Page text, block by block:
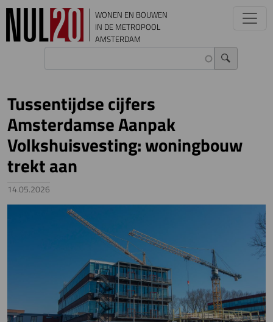
Overslaan en naar de inhoud gaan
WONEN EN BOUWEN
IN DE METROPOOL
AMSTERDAM
Tussentijdse cijfers
Amsterdamse Aanpak
Volkshuisvesting: woningbouw
trekt aan
14.05.2026